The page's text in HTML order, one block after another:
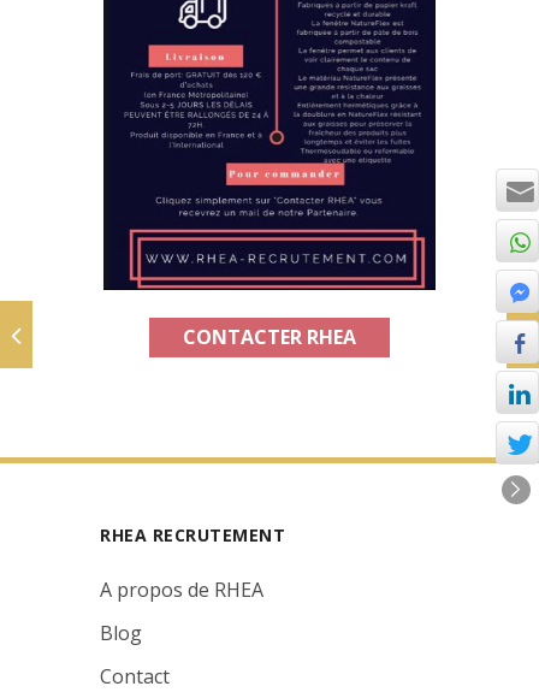
CONTACTER RHEA
RHEA RECRUTEMENT
A propos de RHEA
Blog
Contact